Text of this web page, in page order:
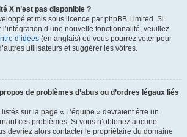
X n’est pas disponible ?
et mis sous licence par phpBB Limited. Si
d’une nouvelle fonctionnalité, veuillez
d’idées (en anglais) où vous pourrez voter pour
utilisateurs et suggérer les vôtres.
de problèmes d’abus ou d’ordres légaux liés
sur la page « L’équipe » devraient être un
ces problèmes. Si vous n’obtenez aucune
devriez alors contacter le propriétaire du domaine